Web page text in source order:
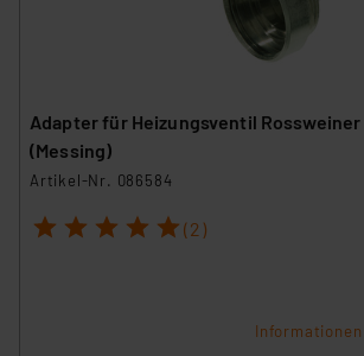
Adapter für Heizungsventil Rossweiner
(Messing)
Artikel-Nr. 086584
1 2 3 4 5 (2)